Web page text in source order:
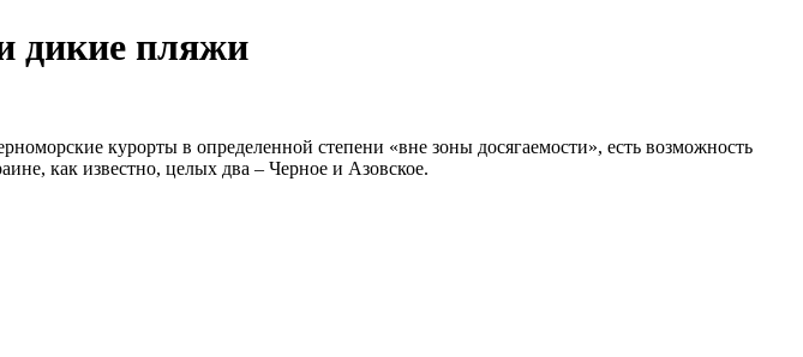
дикие пляжи
курорты в определенной степени «вне зоны досягаемости», есть возможность
как известно, целых два – Черное и Азовское.